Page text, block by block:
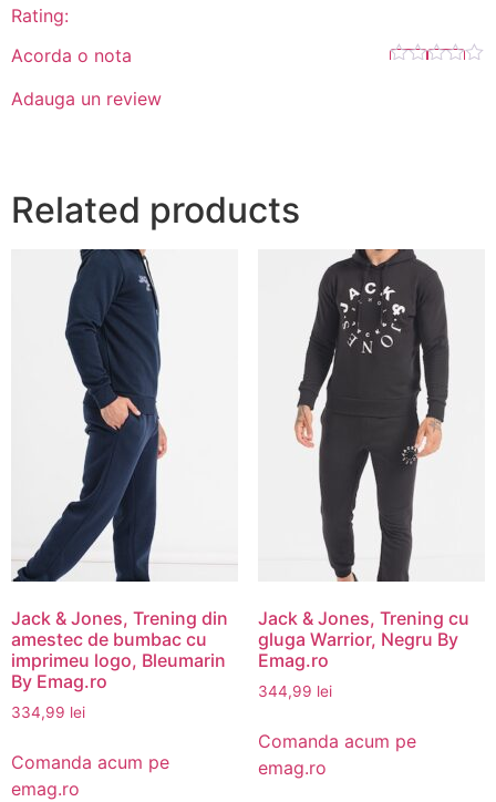
Rating:
Acorda o nota
Adauga un review
Related products
Jack & Jones, Trening din
amestec de bumbac cu
imprimeu logo, Bleumarin
By Emag.ro
334,99 lei
Comanda acum pe
emag.ro
Jack & Jones, Trening cu
gluga Warrior, Negru By
Emag.ro
344,99 lei
Comanda acum pe
emag.ro